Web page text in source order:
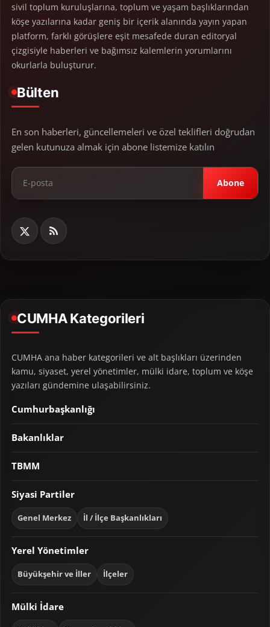
sivil toplum kuruluşlarına, toplum ve yaşam başlıklarından
köşe yazılarına kadar geniş bir içerik alanında yayın yapan
platform, farklı görüşlere eşit mesafede duran editoryal
çizgisiyle haberleri ve bağımsız kalemlerin yorumlarını
okurlarla buluşturur.
Bülten
En son haberleri, güncellemeleri ve özel teklifleri doğrudan
gelen kutunuza almak için abone listemize katılın
Abone
CUMHA Kategorileri
CUMHA ana haber kategorileri ve alt başlıkları üzerinden
kamu, siyaset, yerel yönetimler, mülki idare, toplum ve köşe
yazıları gündemine ulaşabilirsiniz.
Cumhurbaşkanlığı
Bakanlıklar
TBMM
Siyasi Partiler
Genel Merkez İl / İlçe Başkanlıkları
Yerel Yönetimler
Büyükşehir ve İller İlçeler
Mülki İdare